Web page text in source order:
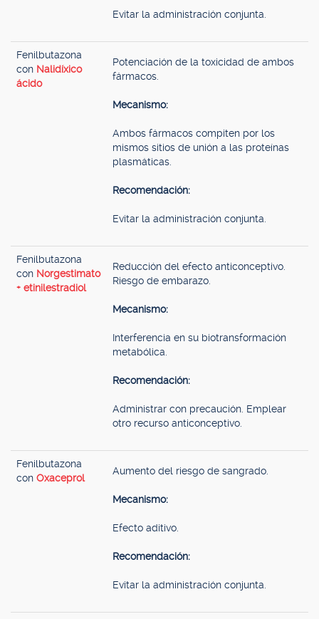
Evitar la administración conjunta.
Fenilbutazona
con Nalidíxico
ácido
Potenciación de la toxicidad de ambos
fármacos.
Mecanismo:
Ambos fármacos compiten por los
mismos sitios de unión a las proteínas
plasmáticas.
Recomendación:
Evitar la administración conjunta.
Fenilbutazona
con Norgestimato
+ etinilestradiol
Reducción del efecto anticonceptivo.
Riesgo de embarazo.
Mecanismo:
Interferencia en su biotransformación
metabólica.
Recomendación:
Administrar con precaución. Emplear
otro recurso anticonceptivo.
Fenilbutazona
con Oxaceprol
Aumento del riesgo de sangrado.
Mecanismo:
Efecto aditivo.
Recomendación:
Evitar la administración conjunta.